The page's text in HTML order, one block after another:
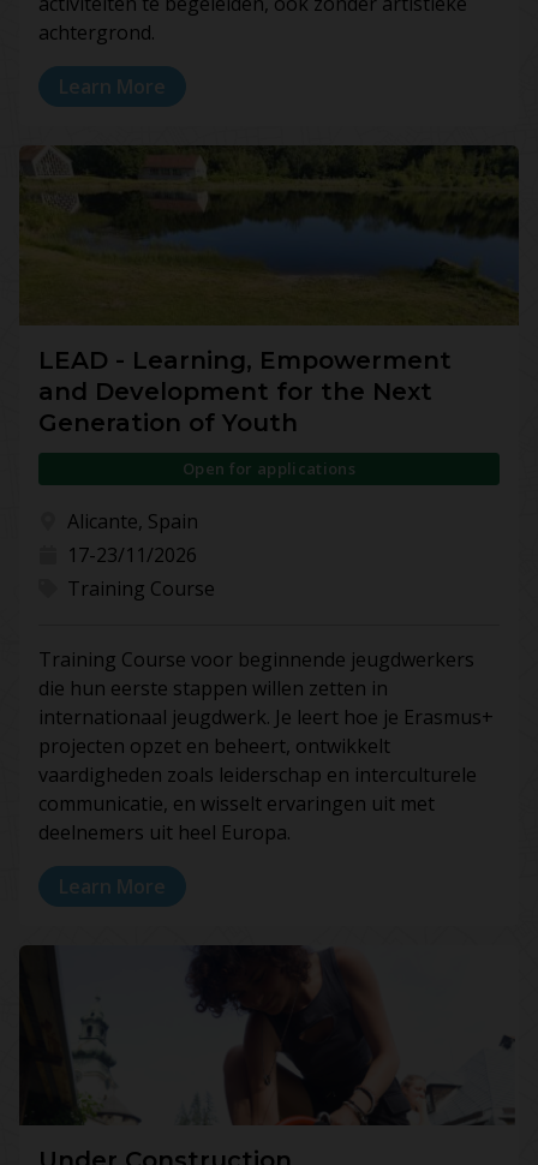
achtergrond.
Learn More
LEAD - Learning, Empowerment
and Development for the Next
Generation of Youth
Open for applications
Alicante, Spain
17-23/11/2026
Training Course
Training Course voor beginnende jeugdwerkers
die hun eerste stappen willen zetten in
internationaal jeugdwerk. Je leert hoe je Erasmus+
projecten opzet en beheert, ontwikkelt
vaardigheden zoals leiderschap en interculturele
communicatie, en wisselt ervaringen uit met
deelnemers uit heel Europa.
Learn More